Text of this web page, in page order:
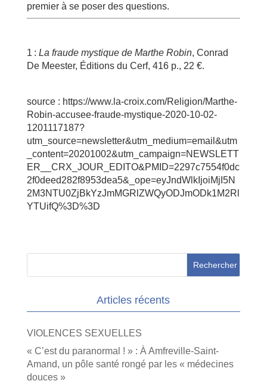
premier à se poser des questions.
1 : La fraude mystique de Marthe Robin, Conrad
De Meester, Éditions du Cerf, 416 p., 22 €.
source : https://www.la-croix.com/Religion/Marthe-
Robin-accusee-fraude-mystique-2020-10-02-
1201117187?
utm_source=newsletter&utm_medium=email&utm
_content=20201002&utm_campaign=NEWSLETT
ER__CRX_JOUR_EDITO&PMID=2297c7554f0dc
2f0deed282f8953dea5&_ope=eyJndWlkIjoiMjI5N
2M3NTU0ZjBkYzJmMGRlZWQyODJmODk1M2Rl
YTUifQ%3D%3D
Articles récents
VIOLENCES SEXUELLES
« C’est du paranormal ! » : À Amfreville-Saint-
Amand, un pôle santé rongé par les « médecines
douces »